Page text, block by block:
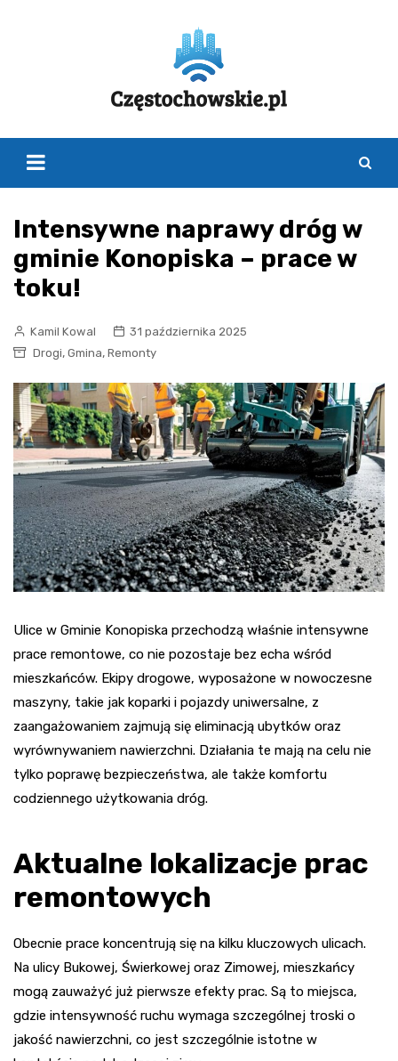
Intensywne naprawy dróg w
gminie Konopiska – prace w
toku!
Kamil Kowal
31 października 2025
Drogi, Gmina, Remonty
Ulice w Gminie Konopiska przechodzą właśnie intensywne
prace remontowe, co nie pozostaje bez echa wśród
mieszkańców. Ekipy drogowe, wyposażone w nowoczesne
maszyny, takie jak koparki i pojazdy uniwersalne, z
zaangażowaniem zajmują się eliminacją ubytków oraz
wyrównywaniem nawierzchni. Działania te mają na celu nie
tylko poprawę bezpieczeństwa, ale także komfortu
codziennego użytkowania dróg.
Aktualne lokalizacje prac
remontowych
Obecnie prace koncentrują się na kilku kluczowych ulicach.
Na ulicy Bukowej, Świerkowej oraz Zimowej, mieszkańcy
mogą zauważyć już pierwsze efekty prac. Są to miejsca,
gdzie intensywność ruchu wymaga szczególnej troski o
jakość nawierzchni, co jest szczególnie istotne w